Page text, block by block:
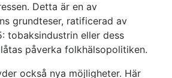
Detta är en av
grundteser, ratificerad av
tobaksindustrin eller dess
påverka folkhälsopolitiken.
också nya möjligheter. Här